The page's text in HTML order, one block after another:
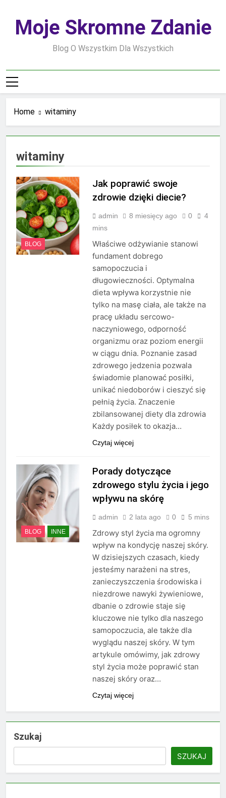
contentMoje Skromne Zdanie
Blog O Wszystkim Dla Wszystkich
Home witaminy
witaminy
BLOG
Jak poprawić swoje
zdrowie dzięki diecie?
admin 8 miesięcy ago 0
4
mins
Właściwe odżywianie stanowi
fundament dobrego
samopoczucia i
długowieczności. Optymalna
dieta wpływa korzystnie nie
tylko na masę ciała, ale także na
pracę układu sercowo-
naczyniowego, odporność
organizmu oraz poziom energii
w ciągu dnia. Poznanie zasad
zdrowego jedzenia pozwala
świadomie planować posiłki,
unikać niedoborów i cieszyć się
pełnią życia. Znaczenie
zbilansowanej diety dla zdrowia
Każdy posiłek to okazja…
Czytaj więcej
BLOG INNE
Porady dotyczące
zdrowego stylu życia i jego
wpływu na skórę
admin 2 lata ago 0 5 mins
Zdrowy styl życia ma ogromny
wpływ na kondycję naszej skóry.
W dzisiejszych czasach, kiedy
jesteśmy narażeni na stres,
zanieczyszczenia środowiska i
niezdrowe nawyki żywieniowe,
dbanie o zdrowie staje się
kluczowe nie tylko dla naszego
samopoczucia, ale także dla
wyglądu naszej skóry. W tym
artykule omówimy, jak zdrowy
styl życia może poprawić stan
naszej skóry oraz…
Czytaj więcej
Szukaj
SZUKAJ